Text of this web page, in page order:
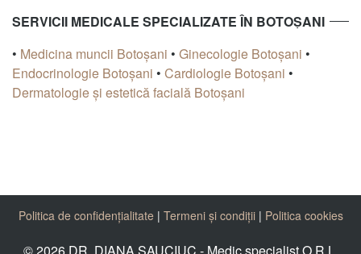
SERVICII MEDICALE SPECIALIZATE ÎN BOTOȘANI
• Medicina muncii Botoșani • Ginecologie Botoșani •
Endocrinologie Botoșani • Cardiologie Botoșani •
Dermatologie și estetică facială Botoșani
Politica de confidențialitate | Termeni și condiții| Politica cookies